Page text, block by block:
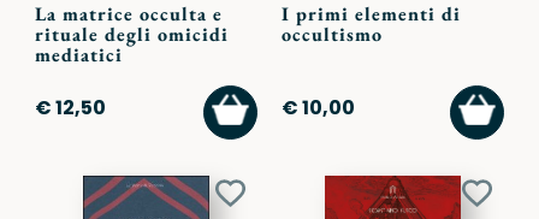
La matrice occulta e
rituale degli omicidi
mediatici
€ 12,50
AGGIUNGI
AL
CARRELLO
I primi elementi di
occultismo
€ 10,00
AL
Aggiungi